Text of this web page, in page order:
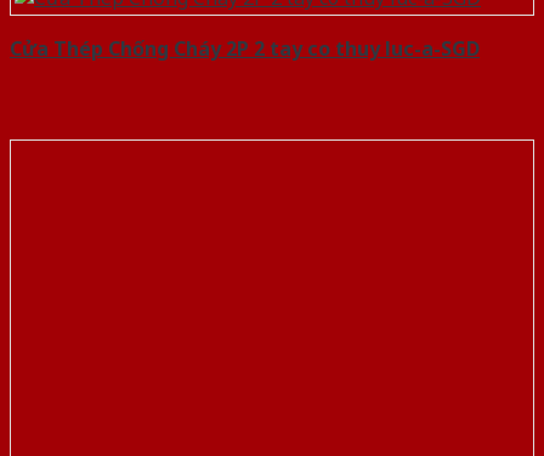
Cửa Thép Chống Cháy 2P 2 tay co thuy luc-a-SGD